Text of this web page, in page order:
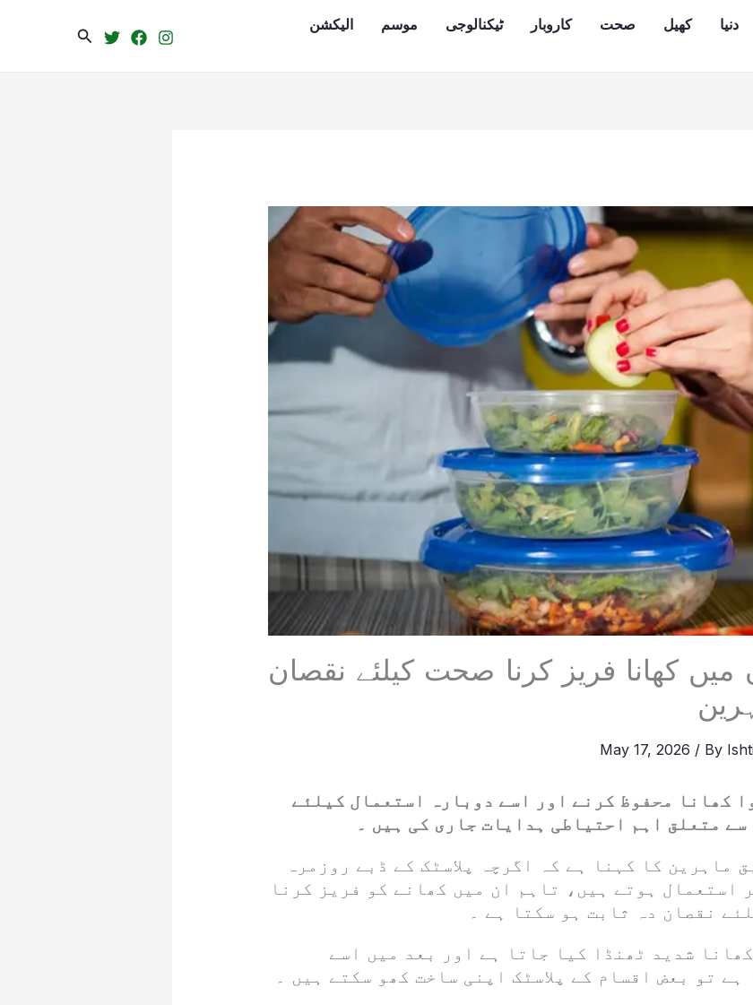
دنیا کھیل صحت کاروبار ٹیکنالوجی موسم
الیکشن
Search
میں کھانا فریز کرنا صحت کیلئے نقصان
May 17, 2026 / By
کھانا محفوظ کرنے اور اسے دوبارہ استعمال کیلئے
متعلق اہم احتیاطی ہدایات جاری کی ہیں ۔
ماہرین کا کہنا ہے کہ اگرچہ پلاسٹک کے ڈبے روزمرہ
استعمال ہوتے ہیں، تاہم ان میں کھانے کو فریز کرنا
نقصان دہ ثابت ہو سکتا ہے ۔
شدید ٹھنڈا کیا جاتا ہے اور بعد میں اسے
تو بعض اقسام کے پلاسٹک اپنی ساخت کھو سکتے ہیں ۔